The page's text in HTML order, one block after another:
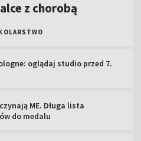
z chorobą
oglądaj studio przed 7.
ME. Długa lista
do medalu